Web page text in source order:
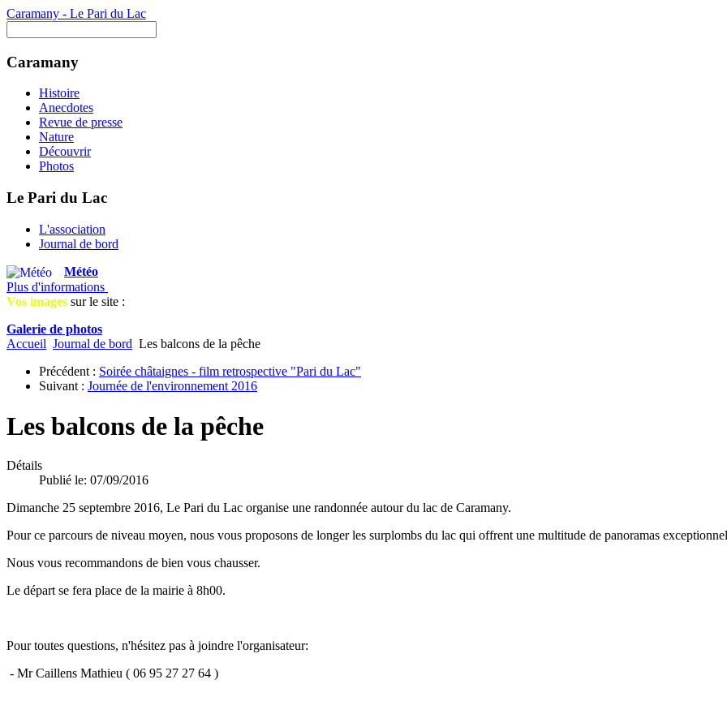
Caramany - Le Pari du Lac
Caramany
Histoire
Anecdotes
Revue de presse
Nature
Découvrir
Photos
Le Pari du Lac
L'association
Journal de bord
Météo
Plus d'informations
Vos images sur le site :
Galerie de photos
Accueil Journal de bord Les balcons de la pêche
Précédent : Soirée châtaignes - film retrospective "Pari du Lac"
Suivant : Journée de l'environnement 2016
Les balcons de la pêche
Détails
Publié le: 07/09/2016
Dimanche 25 septembre 2016, Le Pari du Lac organise une randonnée autour du lac de Caramany.
Pour ce parcours de niveau moyen, nous vous proposons de longer les surplombs du lac qui offrent une multitude de panoramas
Nous vous recommandons de bien vous chausser.
Le départ se fera place de la mairie à 8h00.
Pour toutes questions, n'hésitez pas à joindre l'organisateur:
- Mr Caillens Mathieu ( 06 95 27 27 64 )